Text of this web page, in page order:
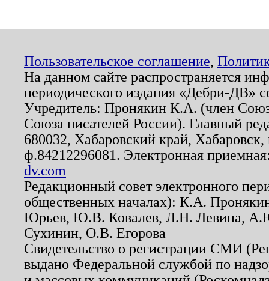
Пользовательское соглашение,
На данном сайте распространяется
периодического издания «Дебри-ДВ»
Учредитель: Пронякин К.А. (член
Союза писателей России). Главный
680032, Хабаровский край,
ф.84212296081. Электронная
dv.com
Редакционный совет электронного
общественных началах): К.А.
Юрьев, Ю.В. Ковалев, Л.Н. Левина,
Сухинин, О.В. Егорова
Свидетельство о регистрации СМИ
выдано Федеральной службой по